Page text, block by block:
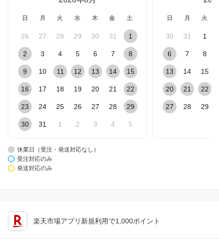
日 月 火 水 木 金 土
26 27 28 29 30 31 1
2 3 4 5 6 7 8
9 10 11 12 13 14 15
16 17 18 19 20 21 22
23 24 25 26 27 28 29
30 31 1 2 3 4 5
日 月 火
30 31 1
6 7 8
13 14 15
20 21 22
27 28 29
休業日（受注・発送対応なし）
受注対応のみ
発送対応のみ
楽天市場アプリ新規利用で1,000ポイント